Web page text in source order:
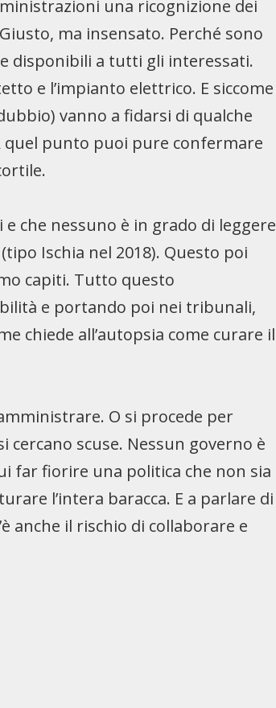
una ricognizione dei
ma insensato. Perché sono
disponibili a tutti gli interessati.
e l’impianto elettrico. E siccome
vanno a fidarsi di qualche
quel punto puoi pure confermare
che nessuno è in grado di leggere
Ischia nel 2018). Questo poi
capiti. Tutto questo
e portando poi nei tribunali,
chiede all’autopsia come curare il
O si procede per
scuse. Nessun governo è
far fiorire una politica che non sia
l’intera baracca. E a parlare di
anche il rischio di collaborare e